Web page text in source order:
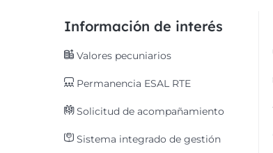
Información de interés
Valores pecuniarios
Permanencia ESAL RTE
Solicitud de acompañamiento
Sistema integrado de gestión